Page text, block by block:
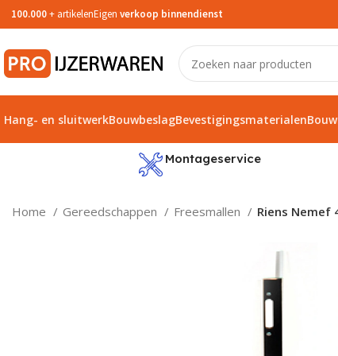
100.000+ artikelenEigen verkoop binnendienst
Hang- en sluitwerkBouwbeslagBevestigingsmaterialen
Montageservice
Home Gereedschappen Freesmallen Riens